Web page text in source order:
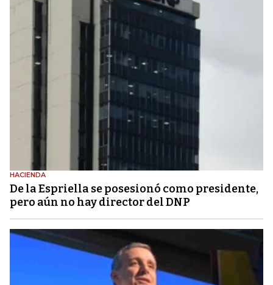
HACIENDA
De la Espriella se posesionó como presidente,
pero aún no hay director del DNP